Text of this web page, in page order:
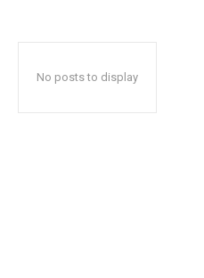
No posts to display